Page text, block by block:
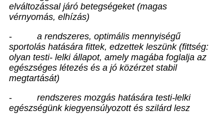
elváltozással járó betegségeket (magas
vérnyomás, elhízás)
-
a rendszeres, optimális mennyiségű
sportolás hatására fittek, edzettek leszünk (fittség:
olyan testi- lelki állapot, amely magába foglalja az
egészséges létezés és a jó közérzet stabil
megtartását)
-
rendszeres mozgás hatására testi-lelki
egészségünk kiegyensúlyozott és szilárd lesz